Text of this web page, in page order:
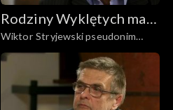
Rodziny Wyklętych mają
głos
Wiktor Stryjewski pseudonim
Cacko